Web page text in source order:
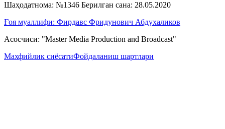
Шаҳодатнома: №1346 Берилган сана: 28.05.2020
Ғоя муаллифи: Фирдавс Фридунович Абдухаликов
Асосчиси: "Master Media Production and Broadcast"
Махфийлик сиёсатиФойдаланиш шартлари